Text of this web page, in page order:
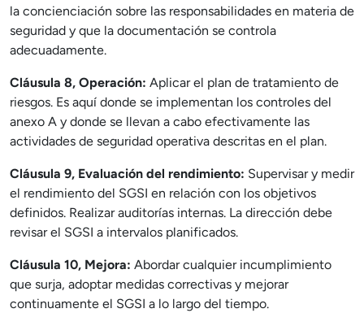
la concienciación sobre las responsabilidades en materia de
seguridad y que la documentación se controla
adecuadamente.
Cláusula 8, Operación: Aplicar el plan de tratamiento de
riesgos. Es aquí donde se implementan los controles del
anexo A y donde se llevan a cabo efectivamente las
actividades de seguridad operativa descritas en el plan.
Cláusula 9, Evaluación del rendimiento: Supervisar y medir
el rendimiento del SGSI en relación con los objetivos
definidos. Realizar auditorías internas. La dirección debe
revisar el SGSI a intervalos planificados.
Cláusula 10, Mejora: Abordar cualquier incumplimiento
que surja, adoptar medidas correctivas y mejorar
continuamente el SGSI a lo largo del tiempo.